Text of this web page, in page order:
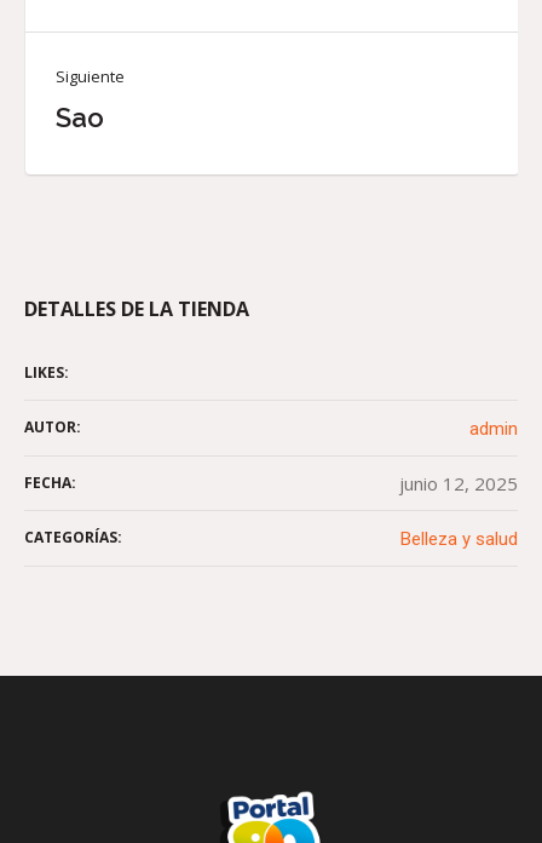
Siguiente
Sao
DETALLES DE LA TIENDA
LIKES:
AUTOR: admin
FECHA: junio 12, 2025
CATEGORÍAS: Belleza y salud